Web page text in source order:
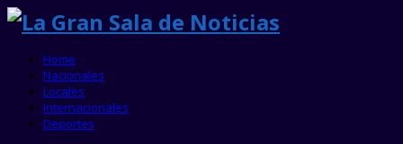
Home
Nacionales
Locales
Internacionales
Deportes